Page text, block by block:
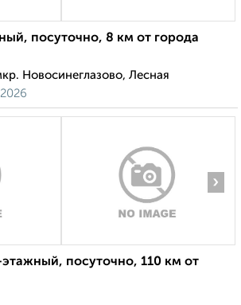
посуточно, 8 км от города
Новосинеглазово, Лесная
›
посуточно, 110 км от